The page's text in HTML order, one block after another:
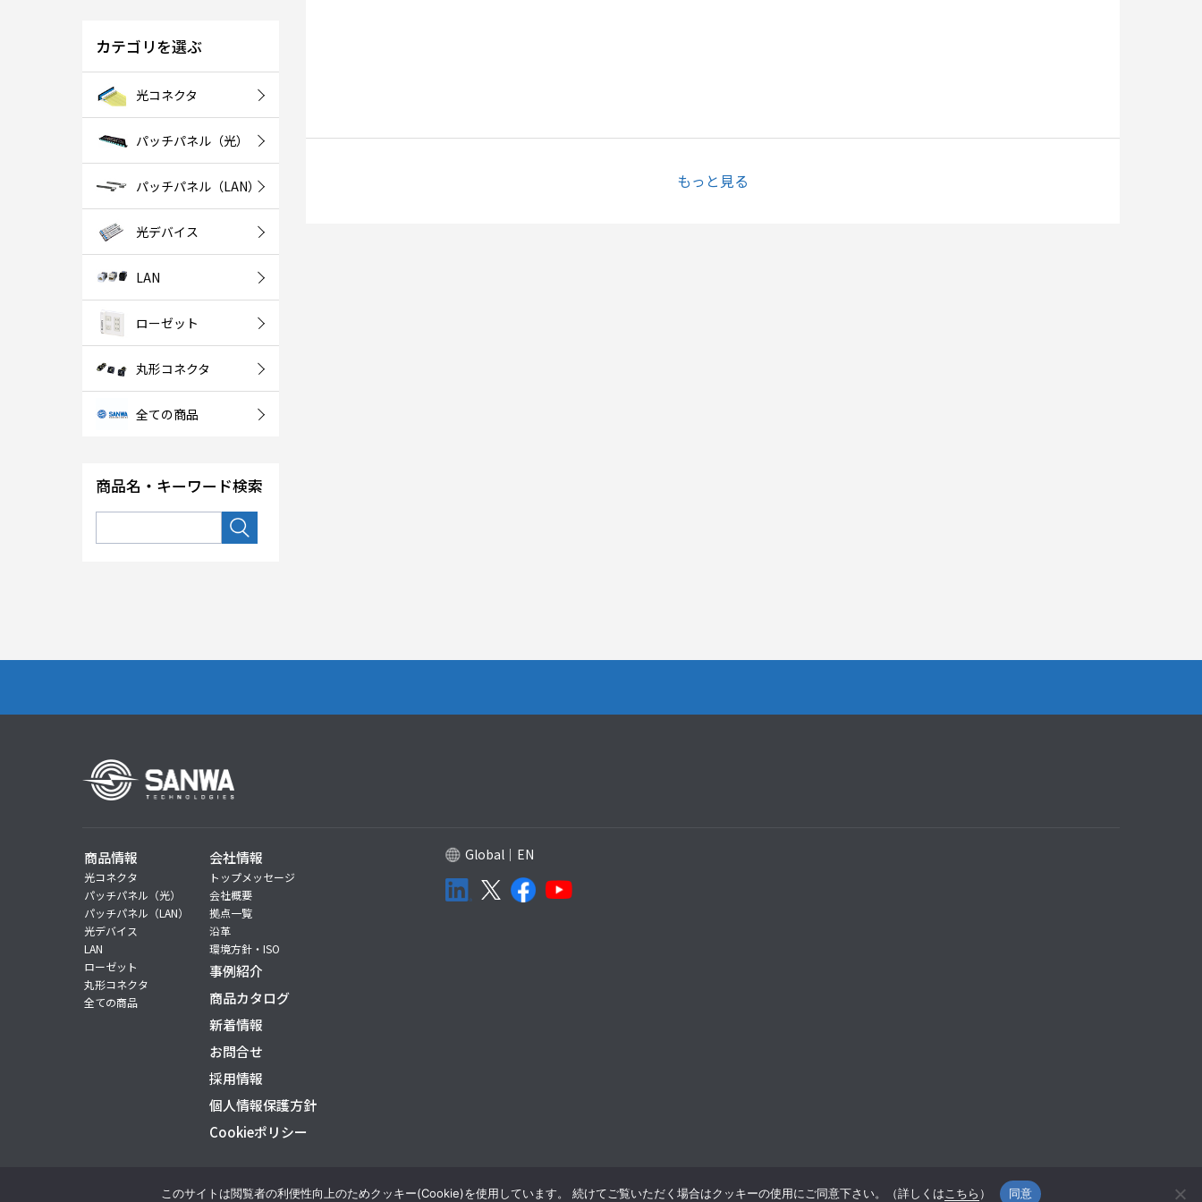
カテゴリを選ぶ
光コネクタ
パッチパネル（光）
パッチパネル（LAN）
光デバイス
LAN
ローゼット
丸形コネクタ
全ての商品
商品名・キーワード検索
もっと見る
商品情報
光コネクタ
パッチパネル（光）
パッチパネル（LAN）
光デバイス
LAN
ローゼット
丸形コネクタ
全ての商品
会社情報
トップメッセージ
会社概要
拠点一覧
沿革
環境方針・ISO
事例紹介
商品カタログ
新着情報
お問合せ
採用情報
個人情報保護方針
Cookieポリシー
Global｜EN
このサイトは閲覧者の利便性向上のためクッキー(Cookie)を使用しています。 続けてご覧いただく場合はクッキーの使用にご同意下さい。（詳しくは こちら ） 同意